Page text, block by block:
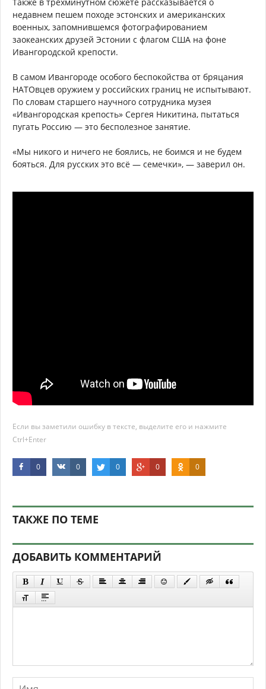
недавнем пешем походе эстонских и американских
военных, запомнившемся фотографированием
заокеанских друзей Эстонии с флагом США на фоне
Ивангородской крепости.
В самом Ивангороде особого беспокойства от бряцания
НАТОвцев оружием у российских границ не испытывают.
По словам старшего научного сотрудника музея
«Ивангородская крепость» Сергея Никитина, пытаться
пугать Россию — это бесполезное занятие.
«Мы никого и ничего не боялись, не боимся и не будем
бояться. Для русских это всё — семечки», — заверил он.
Если вы заметили ошибку в тексте, выделите его и нажмите
Ctrl+Enter
0 0 0 0 0
ТАКЖЕ ПО ТЕМЕ
ДОБАВИТЬ КОММЕНТАРИЙ